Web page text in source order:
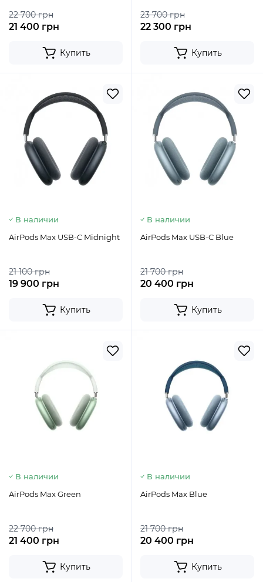
22 700 грн
21 400 грн
Купить
23 700 грн
22 300 грн
Купить
В наличии
AirPods Max USB-C Midnight
21 100 грн
19 900 грн
Купить
В наличии
AirPods Max USB-C Blue
21 700 грн
20 400 грн
Купить
В наличии
AirPods Max Green
22 700 грн
21 400 грн
Купить
В наличии
AirPods Max Blue
21 700 грн
20 400 грн
Купить